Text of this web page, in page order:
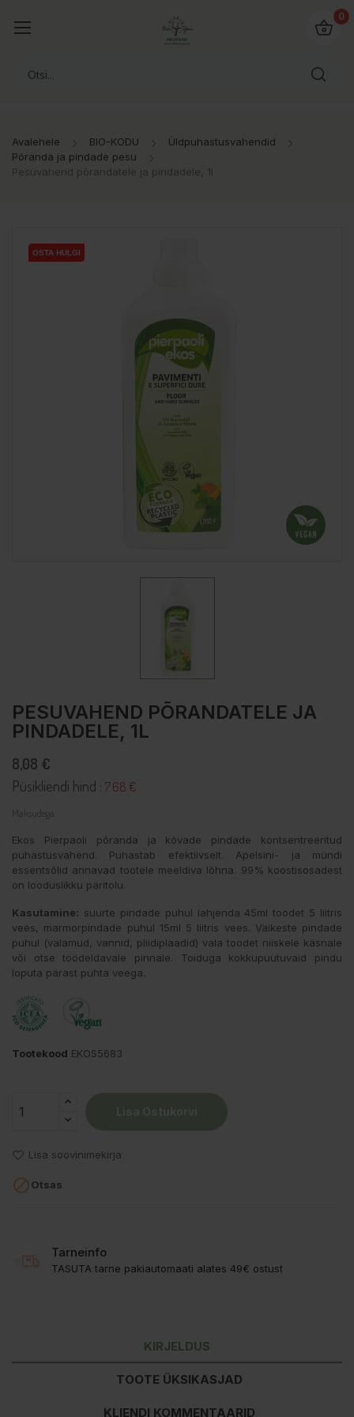
0
Avalehele BIO-KODU
Üldpuhastusvahendid
Põranda ja pindade pesu
Pesuvahend põrandatele ja pindadele, 1l
OSTA HULGI
OSTA HULGI
OSTA HULGI
PESUVAHEND PÕRANDATELE JA
PINDADELE, 1L
8,08 €
Püsikliendi hind : 7.68 €
Maksudega
Ekos Pierpaoli põranda ja kõvade pindade kontsentreeritud
puhastusvahend. Puhastab efektiivselt. Apelsini- ja mündi
essentsõlid annavad tootele meeldiva lõhna. 99% koostisosadest
on looduslikku päritolu.
Kasutamine: suurte pindade puhul lahjenda 45ml toodet 5 liitris
vees, marmorpindade puhul 15ml 5 liitris vees. Väikeste pindade
puhul (valamud, vannid, pliidiplaadid) vala toodet niiskele käsnale
või otse töödeldavale pinnale. Toiduga kokkupuutuvaid pindu
loputa pärast puhta veega.
Tootekood EKOS5683
Lisa soovinimekirja
Otsas
Tarneinfo
TASUTA tarne pakiautomaati alates 49€ ostust
KIRJELDUS
TOOTE ÜKSIKASJAD
KLIENDI KOMMENTAARID